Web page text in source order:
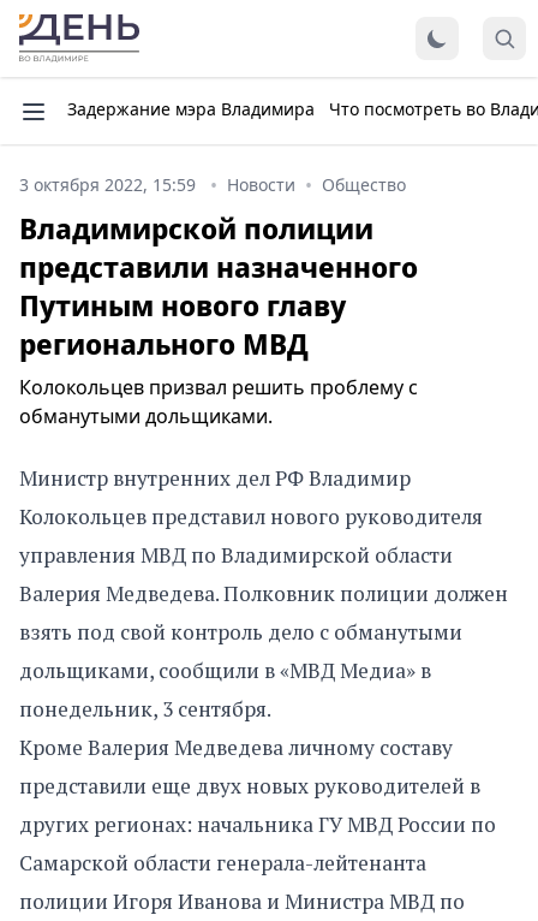
Задержание мэра Владимира Что посмотреть во
3 октября 2022, 15:59 Новости Общество
Владимирской полиции
представили назначенного
Путиным нового главу
регионального МВД
Колокольцев призвал решить проблему с
обманутыми дольщиками.
Министр внутренних дел РФ Владимир
Колокольцев представил нового руководителя
управления МВД по Владимирской области
Валерия Медведева. Полковник полиции должен
взять под свой контроль дело с обманутыми
дольщиками, сообщили в «МВД Медиа» в
понедельник, 3 сентября.
Кроме Валерия Медведева личному составу
представили еще двух новых руководителей в
других регионах: начальника ГУ МВД России по
Самарской области генерала-лейтенанта
полиции Игоря Иванова и Министра МВД по